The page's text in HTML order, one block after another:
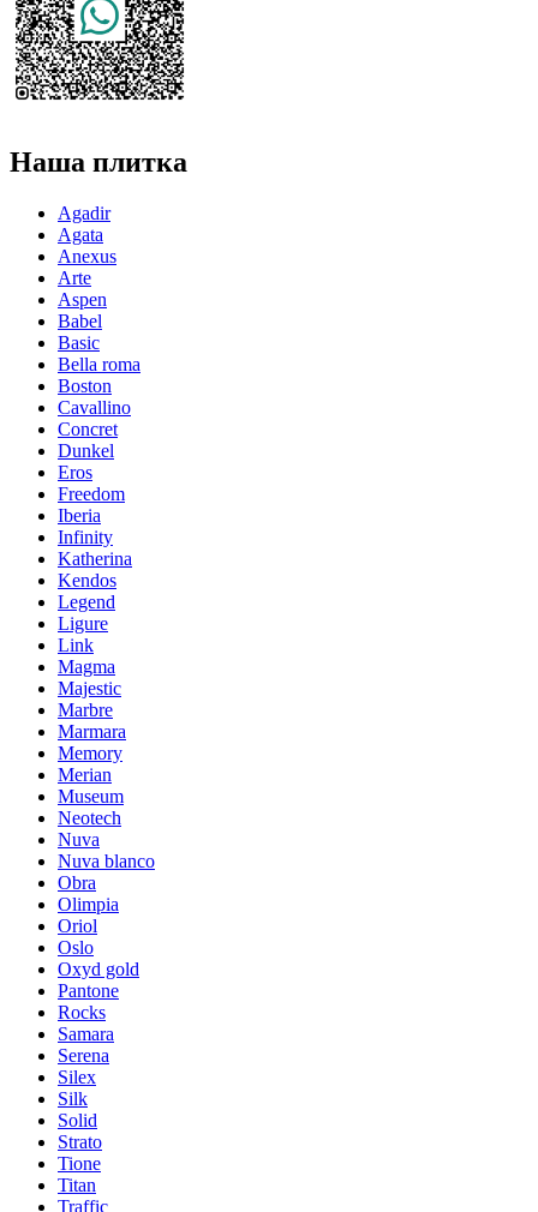
Наша плитка
Agadir
Agata
Anexus
Arte
Aspen
Babel
Basic
Bella roma
Boston
Cavallino
Concret
Dunkel
Eros
Freedom
Iberia
Infinity
Katherina
Kendos
Legend
Ligure
Link
Magma
Majestic
Marbre
Marmara
Memory
Merian
Museum
Neotech
Nuva
Nuva blanco
Obra
Olimpia
Oriol
Oslo
Oxyd gold
Pantone
Rocks
Samara
Serena
Silex
Silk
Solid
Strato
Tione
Titan
Traffic